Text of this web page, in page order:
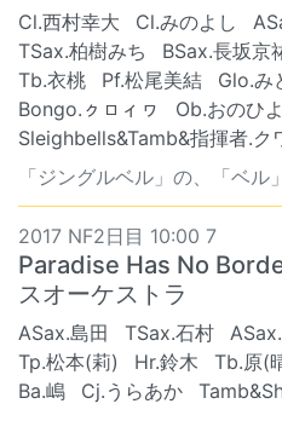
Cl.西村幸大 Cl.みのよし
TSax.柏樹みち
BSax.長坂京
Tb.衣桃
Pf.松尾美結 Glo.み
Bongo.ㇰㇿィヮ
Ob.おのひ
Sleighbells&Tamb&指揮者.ク
「ジングルベル」の、「ベル
2017 NF2日目 10:00 7
Paradise Has No
スオーケストラ
ASax.島田 TSax.石村
Tp.松本(莉)
Hr.鈴木 Tb.原(
Ba.嶋
Cj.うらあか